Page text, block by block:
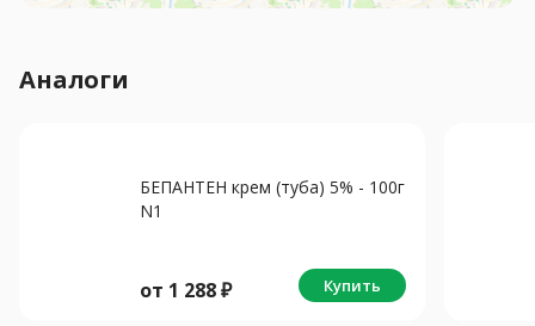
Аналоги
БЕПАНТЕН крем (туба) 5% - 100г
N1
от 1 288₽ Купить